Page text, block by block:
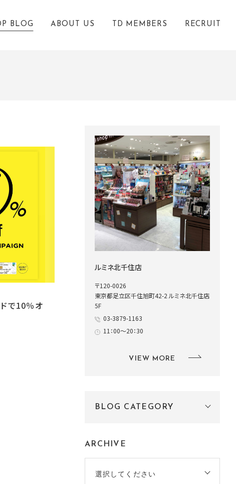
BLOG ABOUT US TD MEMBERS RECRUIT
で10％オ
ルミネ北千住店
〒120-0026
東京都足立区千住旭町42-2 ルミネ北千住店
5F
03-3879-1163
11：00～20：30
VIEW MORE
BLOG CATEGORY
ARCHIVE
選択してください